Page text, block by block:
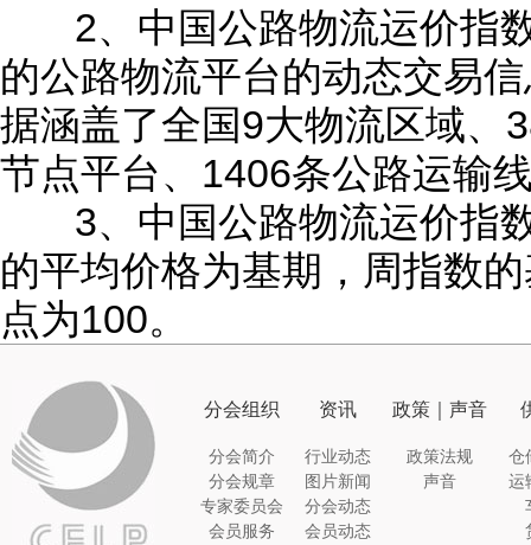
2、中国公路物流运价指
的公路物流平台的动态交易
据涵盖了全国9大物流区域、
节点平台、1406条公路运输
3、中国公路物流运价指
的平均价格为基期，周指数
点为100。
分会组织
分会简介
分会规章
专家委员会
会员服务
资讯
行业动态
图片新闻
分会动态
会员动态
政策｜声音
政策法规
声音
仓
运